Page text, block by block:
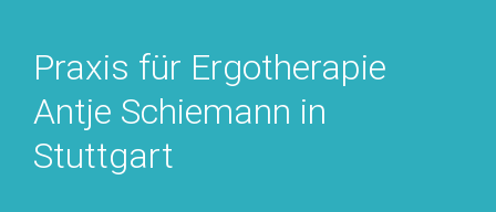
Praxis für Ergotherapie
Antje Schiemann in
Stuttgart